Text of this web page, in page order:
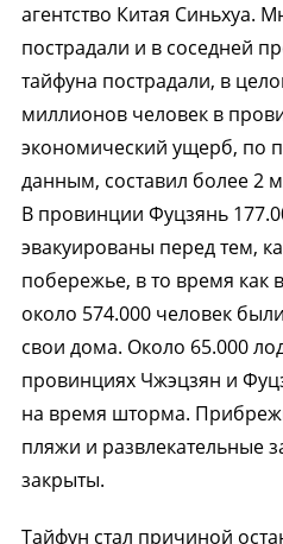
агентство Китая Синьхуа.
пострадали и в соседней
тайфуна пострадали, в
миллионов человек в
экономический ущерб, по
данным, составил более 2
В провинции Фуцзянь
эвакуированы перед тем,
побережье, в то время как
около 574.000 человек
свои дома. Около 65.000
провинциях Чжэцзян и
на время шторма.
пляжи и развлекательные
закрыты.
Тайфун стал причиной